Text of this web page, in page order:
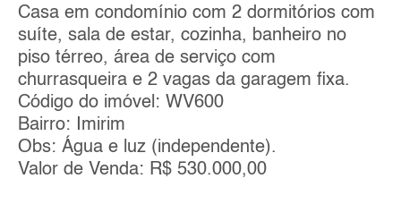
Casa em condomínio com 2 dormitórios com
suíte, sala de estar, cozinha, banheiro no
piso térreo, área de serviço com
churrasqueira e 2 vagas da garagem fixa.
Código do imóvel: WV600
Bairro: Imirim
Obs: Água e luz (independente).
Valor de Venda: R$ 530.000,00